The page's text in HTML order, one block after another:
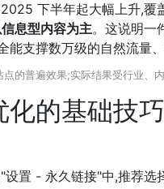
下半年起大幅上升,覆
息型内容为主。这说明
支撑数万级的自然流量、
的普遍效果;实际结果受行业、
的基础技巧
置 - 永久链接"中,推荐